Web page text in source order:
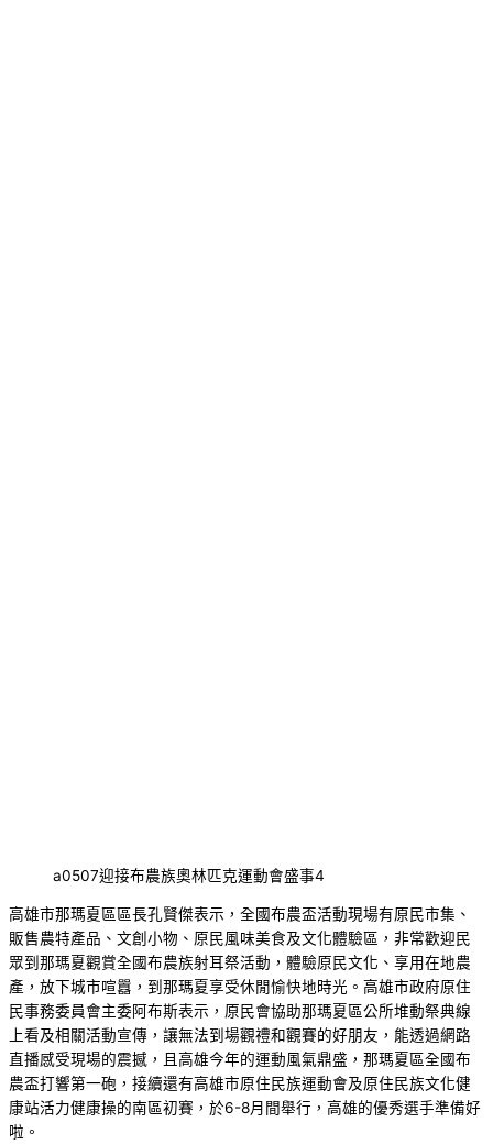
a0507迎接布農族奧林匹克運動會盛事4
高雄市那瑪夏區區長孔賢傑表示，全國布農盃活動現場有原民市集、
販售農特產品、文創小物、原民風味美食及文化體驗區，非常歡迎民
眾到那瑪夏觀賞全國布農族射耳祭活動，體驗原民文化、享用在地農
產，放下城市喧囂，到那瑪夏享受休閒愉快地時光。高雄市政府原住
民事務委員會主委阿布斯表示，原民會協助那瑪夏區公所堆動祭典線
上看及相關活動宣傳，讓無法到場觀禮和觀賽的好朋友，能透過網路
直播感受現場的震撼，且高雄今年的運動風氣鼎盛，那瑪夏區全國布
農盃打響第一砲，接續還有高雄市原住民族運動會及原住民族文化健
康站活力健康操的南區初賽，於6-8月間舉行，高雄的優秀選手準備好
啦。